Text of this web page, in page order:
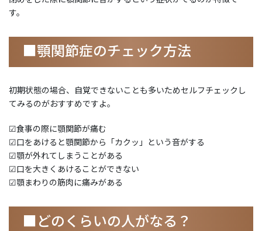
す。
■顎関節症のチェック方法
初期状態の場合、自覚できないことも多いためセルフチェックし
てみるのがおすすめですよ。
☑食事の際に顎関節が痛む
☑口をあけると顎関節から「カクッ」という音がする
☑顎が外れてしまうことがある
☑口を大きくあけることができない
☑顎まわりの筋肉に痛みがある
■どのくらいの人がなる？